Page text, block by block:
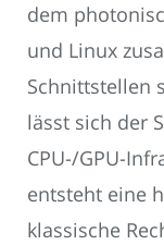
dem
und Linux
Schnittstellen
lässt sich der
CPU-/GPU-
entsteht eine
klassische